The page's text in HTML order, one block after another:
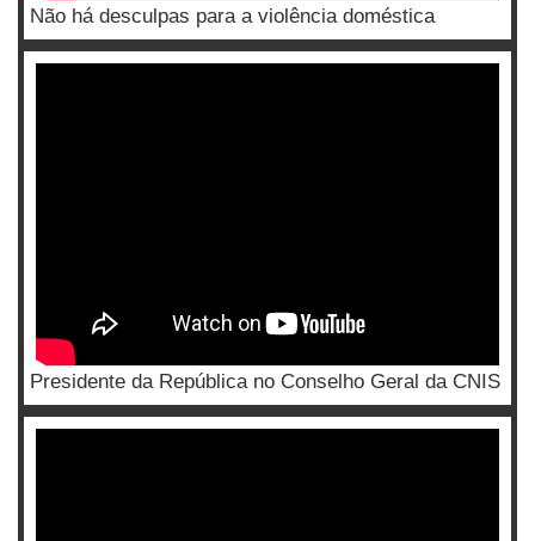
Não há desculpas para a violência doméstica
Presidente da República no Conselho Geral da CNIS